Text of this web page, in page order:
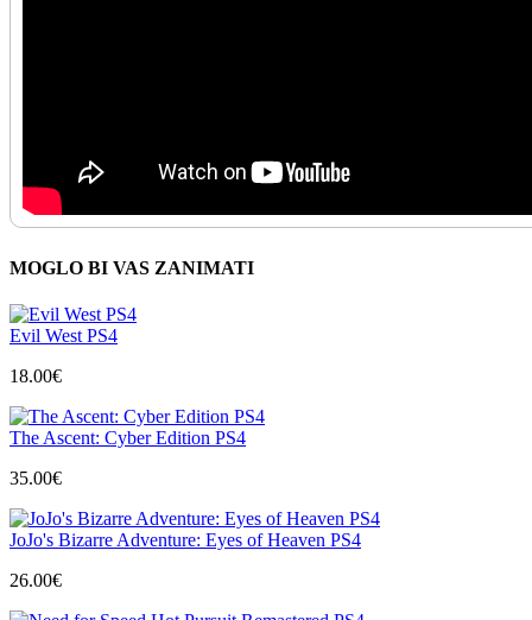
MOGLO BI VAS ZANIMATI
Evil West PS4
18.00€
The Ascent: Cyber Edition PS4
35.00€
JoJo's Bizarre Adventure: Eyes of Heaven PS4
26.00€